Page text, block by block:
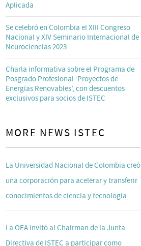
Aplicada
Se celebró en Colombia el XIII Congreso
Nacional y XIV Seminario Internacional de
Neurociencias 2023
Charla informativa sobre el Programa de
Posgrado Profesional ‘Proyectos de
Energías Renovables’, con descuentos
exclusivos para socios de ISTEC
MORE NEWS ISTEC
La Universidad Nacional de Colombia creó
una corporación para acelerar y transferir
conocimientos de ciencia y tecnología
La OEA invitó al Chairman de la Junta
Directiva de ISTEC a participar como